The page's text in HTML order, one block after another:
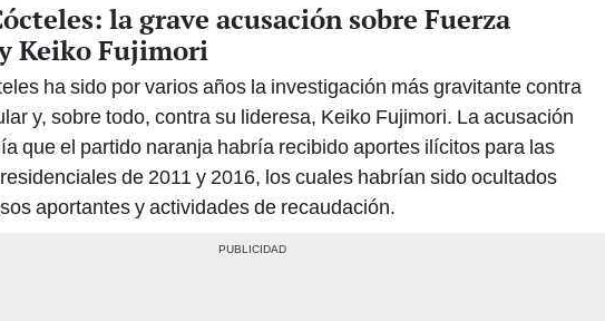
la grave acusación sobre Fuerza
Keiko Fujimori
ha sido por varios años la investigación más gravitante contra
y, sobre todo, contra su lideresa, Keiko Fujimori. La acusación
que el partido naranja habría recibido aportes ilícitos para las
de 2011 y 2016, los cuales habrían sido ocultados
aportantes y actividades de recaudación.